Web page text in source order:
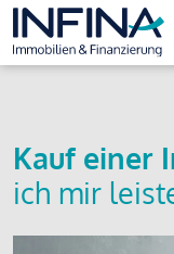
Kauf einer
ich mir